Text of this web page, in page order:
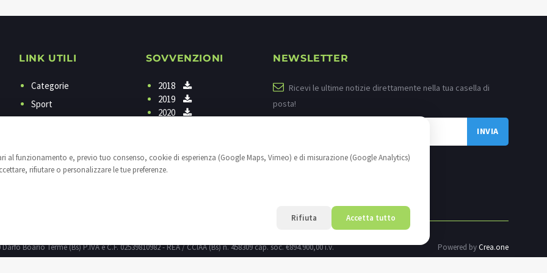
al funzionamento e, previo tuo consenso, cookie di esperienza (Google Maps, Vimeo) e di misurazione (Google Analytics)
rifiutare o personalizzare le tue preferenze.
Rifiuta Accetta tutto
LINK UTILI
Categorie
Sport
Privacy
SOVVENZIONI
2018
2019
2020
NEWSLETTER
Ricevi le ultime notizie direttamente nella tua casella di
posta!
Boario Terme (Bs) P.IVA e C.F. 02539810982 - REA / CCIAA (Bs) n. 458309 cap. soc. €894.900,00 i.v. Powered byCrea.one